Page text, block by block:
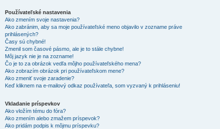
Používateľské nastavenia
Ako zmením svoje nastavenia?
Ako zabránim, aby sa moje používateľské meno objavilo v zozname práve
prihlásených?
Časy sú chybné!
Zmenil som časové pásmo, ale je to stále chybne!
Môj jazyk nie je na zozname!
Čo je to za obrázok vedľa môjho používateľského mena?
Ako zobrazím obrázok pri používateľskom mene?
Ako zmeniť svoje zaradenie?
Keď kliknem na e-mailový odkaz používateľa, som vyzvaný k prihláseniu!
Vkladanie príspevkov
Ako vložím tému do fóra?
Ako zmením alebo zmažem príspevok?
Ako pridám podpis k môjmu príspevku?